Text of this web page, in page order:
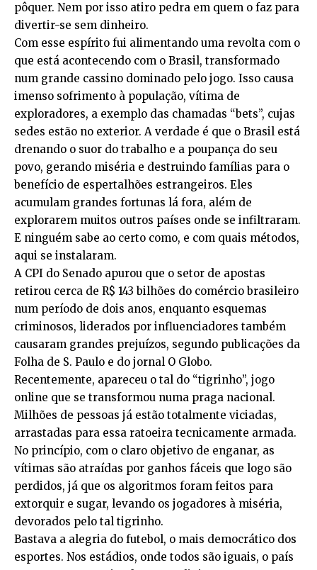
pôquer. Nem por isso atiro pedra em quem o faz para
divertir-se sem dinheiro.
Com esse espírito fui alimentando uma revolta com o
que está acontecendo com o Brasil, transformado
num grande cassino dominado pelo jogo. Isso causa
imenso sofrimento à população, vítima de
exploradores, a exemplo das chamadas “bets”, cujas
sedes estão no exterior. A verdade é que o Brasil está
drenando o suor do trabalho e a poupança do seu
povo, gerando miséria e destruindo famílias para o
benefício de espertalhões estrangeiros. Eles
acumulam grandes fortunas lá fora, além de
explorarem muitos outros países onde se infiltraram.
E ninguém sabe ao certo como, e com quais métodos,
aqui se instalaram.
A CPI do Senado apurou que o setor de apostas
retirou cerca de R$ 143 bilhões do comércio brasileiro
num período de dois anos, enquanto esquemas
criminosos, liderados por influenciadores também
causaram grandes prejuízos, segundo publicações da
Folha de S. Paulo e do jornal O Globo.
Recentemente, apareceu o tal do “tigrinho”, jogo
online que se transformou numa praga nacional.
Milhões de pessoas já estão totalmente viciadas,
arrastadas para essa ratoeira tecnicamente armada.
No princípio, com o claro objetivo de enganar, as
vítimas são atraídas por ganhos fáceis que logo são
perdidos, já que os algoritmos foram feitos para
extorquir e sugar, levando os jogadores à miséria,
devorados pelo tal tigrinho.
Bastava a alegria do futebol, o mais democrático dos
esportes. Nos estádios, onde todos são iguais, o país